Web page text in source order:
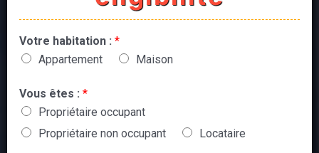
Votre habitation : *
Appartement
Maison
Vous êtes : *
Propriétaire occupant
Propriétaire non occupant
Locataire